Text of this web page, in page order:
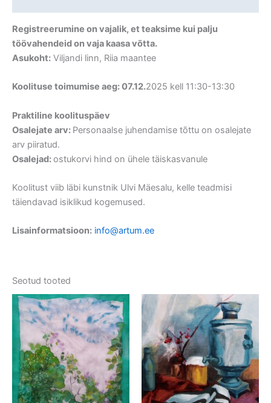
Registreerumine on vajalik, et teaksime kui palju
töövahendeid on vaja kaasa võtta.
Asukoht: Viljandi linn, Riia maantee
Koolituse toimumise aeg: 07.12.2025 kell 11:30-13:30
Praktiline koolituspäev
Osalejate arv: Personaalse juhendamise tõttu on osalejate
arv piiratud.
Osalejad:ostukorvi hind on ühele täiskasvanule
Koolitust viib läbi kunstnik Ulvi Mäesalu, kelle teadmisi
täiendavad isiklikud kogemused.
Lisainformatsioon: info@artum.ee
Seotud tooted